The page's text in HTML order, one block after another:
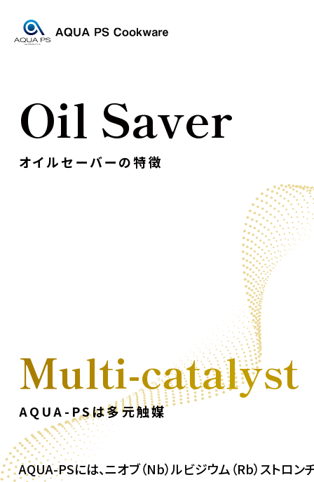
Oil Saver
オイルセーバーの特徴
Multi-catalyst
AQUA-PSは多元触媒
AQUA-PSには、ニオブ（Nb）ルビジウム（Rb）ストロン